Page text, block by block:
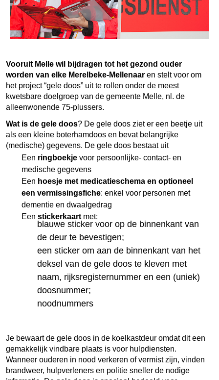
Vooruit Melle wil bijdragen tot het gezond ouder
worden van elke Merelbeke-Mellenaar en stelt voor om
het project “gele doos” uit te rollen onder de meest
kwetsbare doelgroep van de gemeente Melle, nl. de
alleenwonende 75-plussers.
Wat is de gele doos? De gele doos ziet er een beetje uit
als een kleine boterhamdoos en bevat belangrijke
(medische) gegevens. De gele doos bestaat uit
Een ringboekje voor persoonlijke- contact- en
medische gegevens
Een hoesje met medicatieschema en optioneel
een vermissingsfiche: enkel voor personen met
dementie en dwaalgedrag
Een stickerkaart met:
blauwe sticker voor op de binnenkant van
de deur te bevestigen;
een sticker om aan de binnenkant van het
deksel van de gele doos te kleven met
naam, rijksregisternummer en een (uniek)
doosnummer;
noodnummers
Je bewaart de gele doos in de koelkastdeur omdat dit een
gemakkelijk vindbare plaats is voor hulpdiensten.
Wanneer ouderen in nood verkeren of vermist zijn, vinden
brandweer, hulpverleners en politie sneller de nodige